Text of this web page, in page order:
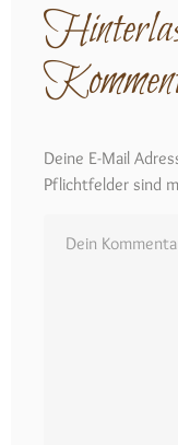
Deine E-Mail
Pflichtfelder sind